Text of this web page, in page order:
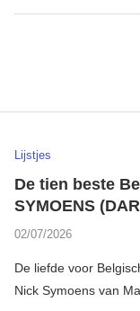
Lijstjes
De tien beste
SYMOENS
02/07/2026
De liefde voor
Nick Symoens van